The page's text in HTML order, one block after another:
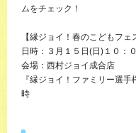
ムをチェック！
【縁ジョイ！春のこどもフェ
日時：３月１５日(日)１０：
会場：西村ジョイ成合店
『縁ジョイ！ファミリー選
時